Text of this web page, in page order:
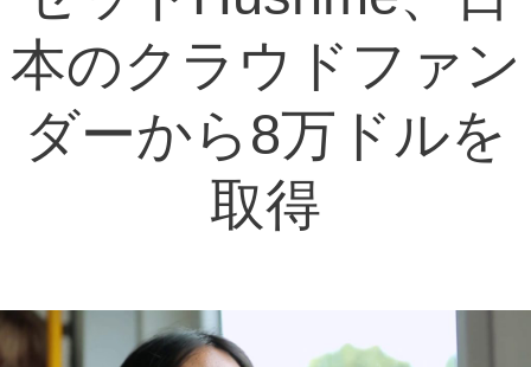
本のクラウドファン
ダーから8万ドルを
取得